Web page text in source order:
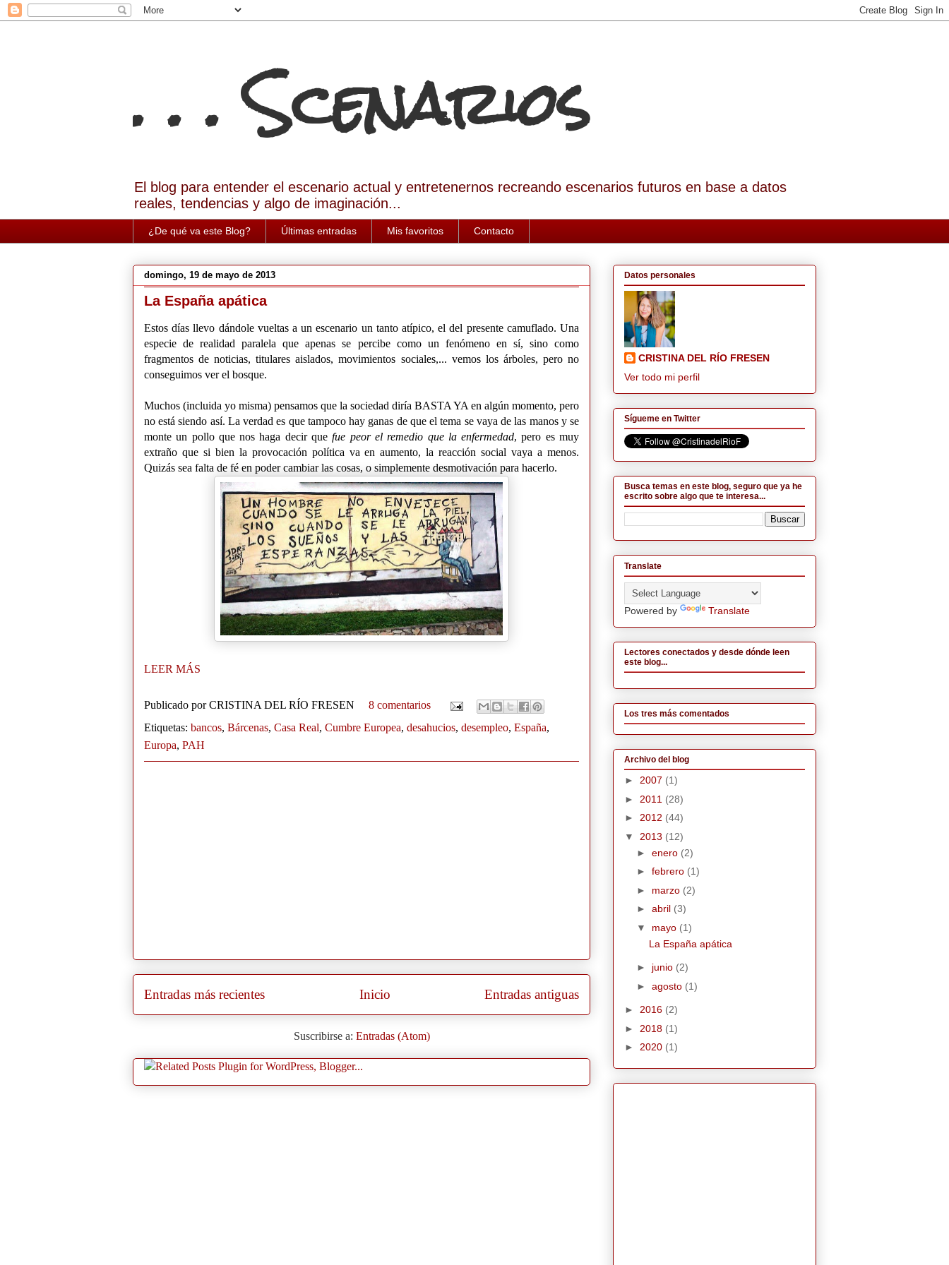
. . . Scenarios
El blog para entender el escenario actual y entretenernos recreando escenarios futuros en base a datos
reales, tendencias y algo de imaginación...
¿De qué va este Blog? Últimas entradas Mis favoritos Contacto
domingo, 19 de mayo de 2013
La España apática
Estos días llevo dándole vueltas a un escenario un tanto atípico, el del presente camuflado. Una
especie de realidad paralela que apenas se percibe como un fenómeno en sí, sino como
fragmentos de noticias, titulares aislados, movimientos sociales,... vemos los árboles, pero no
conseguimos ver el bosque.
Muchos (incluida yo misma) pensamos que la sociedad diría BASTA YA en algún momento, pero
no está siendo así. La verdad es que tampoco hay ganas de que el tema se vaya de las manos y se
monte un pollo que nos haga decir quefue peor el remedio que la enfermedad, pero es muy
extraño que si bien la provocación política va en aumento, la reacción social vaya a menos.
Quizás sea falta de fé en poder cambiar las cosas, o simplemente desmotivación para hacerlo.
LEER MÁS
Publicado porCRISTINA DEL RÍO FRESEN
8 comentarios
Etiquetas: bancos, Bárcenas, Casa Real, Cumbre Europea, desahucios, desempleo, España,
Europa, PAH
Entradas más recientes Entradas antiguas
Inicio
Suscribirse a: Entradas (Atom)
Datos personales
CRISTINA DEL RÍO FRESEN
Ver todo mi perfil
Sígueme en Twitter
Busca temas en este blog, seguro que ya he
escrito sobre algo que te interesa...
Translate
Powered by Translate
Lectores conectados y desde dónde leen
este blog...
Los tres más comentados
Archivo del blog
► 2007 (1)
► 2011 (28)
► 2012 (44)
▼ 2013 (12)
► enero (2)
► febrero (1)
► marzo (2)
► abril (3)
▼ mayo (1)
La España apática
► junio (2)
► agosto (1)
► 2016 (2)
► 2018 (1)
► 2020 (1)